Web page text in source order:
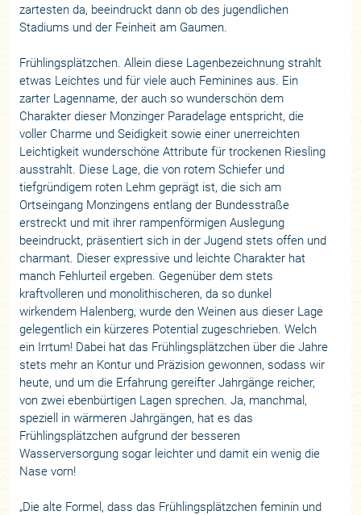
zartesten da, beeindruckt dann ob des jugendlichen
Stadiums und der Feinheit am Gaumen.
Frühlingsplätzchen. Allein diese Lagenbezeichnung strahlt
etwas Leichtes und für viele auch Feminines aus. Ein
zarter Lagenname, der auch so wunderschön dem
Charakter dieser Monzinger Paradelage entspricht, die
voller Charme und Seidigkeit sowie einer unerreichten
Leichtigkeit wunderschöne Attribute für trockenen Riesling
ausstrahlt. Diese Lage, die von rotem Schiefer und
tiefgründigem roten Lehm geprägt ist, die sich am
Ortseingang Monzingens entlang der Bundesstraße
erstreckt und mit ihrer rampenförmigen Auslegung
beeindruckt, präsentiert sich in der Jugend stets offen und
charmant. Dieser expressive und leichte Charakter hat
manch Fehlurteil ergeben. Gegenüber dem stets
kraftvolleren und monolithischeren, da so dunkel
wirkendem Halenberg, wurde den Weinen aus dieser Lage
gelegentlich ein kürzeres Potential zugeschrieben. Welch
ein Irrtum! Dabei hat das Frühlingsplätzchen über die Jahre
stets mehr an Kontur und Präzision gewonnen, sodass wir
heute, und um die Erfahrung gereifter Jahrgänge reicher,
von zwei ebenbürtigen Lagen sprechen. Ja, manchmal,
speziell in wärmeren Jahrgängen, hat es das
Frühlingsplätzchen aufgrund der besseren
Wasserversorgung sogar leichter und damit ein wenig die
Nase vorn!
„Die alte Formel, dass das Frühlingsplätzchen feminin und